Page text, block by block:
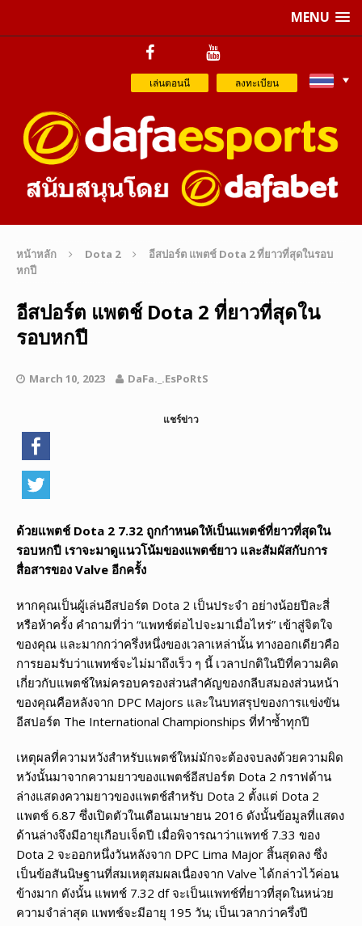
MENU
เล่นตอนนี ลงทะเบียน
หน้าหลัก Dota 2
อีสปอร์ต แพตช์ Dota 2 ที่ยาวที่สุดในรอบ
หกปี
อีสปอร์ต แพตช์ Dota 2 ที่ยาวที่สุดใน
รอบหกปี
March 10, 2023 DaFa._.EsPoRtS
แชร์ข่าว
ด้วยแพตช์ Dota 2 7.32 ถูกกำหนดให้เป็นแพตช์ที่ยาวที่สุดใน
รอบหกปี เราจะมาดูแนวโน้มของแพตช์ยาว และสัมผัสกับการ
สื่อสารของ Valve อีกครั้ง
หากคุณเป็นผู้เล่นอีสปอร์ต Dota 2 เป็นประจำ อย่างน้อยปีละสี่
หรือห้าครั้ง คำถามที่ว่า “แพทช์ต่อไปจะมาเมื่อไหร่” เข้าสู่จิตใจ
ของคุณ และมากกว่าครึ่งหนึ่งของเวลาเหล่านั้น ทางออกเดียวคือ
การยอมรับว่าแพทช์จะไม่มาถึงเร็ว ๆ นี้ เวลาปกติในปีที่ความคิด
เกี่ยวกับแพตช์ใหม่ครอบครองส่วนสำคัญของกลีบสมองส่วนหน้า
ของคุณคือหลังจาก DPC Majors และในบทสรุปของการแข่งขัน
อีสปอร์ต The International Championships ที่ทำซ้ำทุกปี
เหตุผลที่ความหวังสำหรับแพตช์ใหม่มักจะต้องจบลงด้วยความผิด
หวังนั้นมาจากความยาวของแพตช์อีสปอร์ต Dota 2 กราฟด้าน
ล่างแสดงความยาวของแพตช์สำหรับ Dota 2 ตั้งแต่ Dota 2
แพตช์ 6.87 ซึ่งเปิดตัวในเดือนเมษายน 2016 ดังนั้นข้อมูลที่แสดง
ด้านล่างจึงมีอายุเกือบเจ็ดปี เมื่อพิจารณาว่าแพทช์ 7.33 ของ
Dota 2 จะออกหนึ่งวันหลังจาก DPC Lima Major สิ้นสุดลง ซึ่ง
เป็นข้อสันนิษฐานที่สมเหตุสมผลเนื่องจาก Valve ได้กล่าวไว้ค่อน
ข้างมาก ดังนั้น แพทช์ 7.32 df จะเป็นแพทช์ที่ยาวที่สุดในหน่วย
ความจำล่าสุด แพทช์จะมีอายุ 195 วัน; เป็นเวลากว่าครึ่งปี